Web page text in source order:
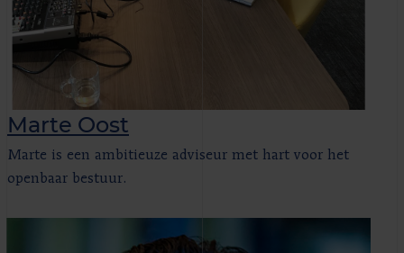
Marte Oost
Marte is een ambitieuze adviseur met hart voor het
openbaar bestuur.